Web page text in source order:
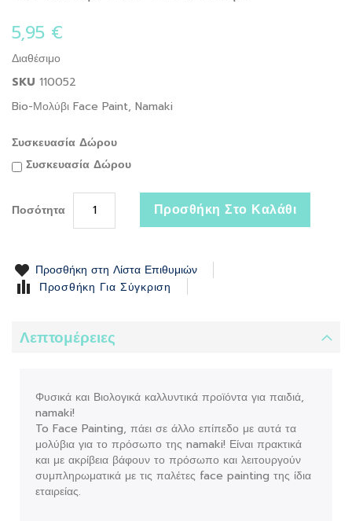
5,95 €
Διαθέσιμο
SKU 110052
Bio-Μολύβι Face Paint, Namaki
Συσκευασία Δώρου
Συσκευασία Δώρου
Ποσότητα Προσθήκη Στο Καλάθι
Προσθήκη στη Λίστα Επιθυμιών
Προσθήκη Για Σύγκριση
Λεπτομέρειες
Φυσικά και Βιολογικά καλλυντικά προϊόντα για παιδιά,
namaki!
To Face Painting, πάει σε άλλο επίπεδο με αυτά τα
μολύβια για το πρόσωπο της namaki! Είναι πρακτικά
και με ακρίβεια βάφουν το πρόσωπο και λειτουργούν
συμπληρωματικά με τις παλέτες face painting της ίδια
εταιρείας.
beginning
of
the
images
gallery